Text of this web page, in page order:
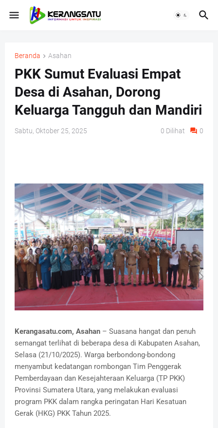
Beranda Asahan
PKK Sumut Evaluasi Empat
Desa di Asahan, Dorong
Keluarga Tangguh dan Mandiri
Sabtu, Oktober 25, 2025 0 Dilihat 0
Kerangasatu.com, Asahan – Suasana hangat dan penuh
semangat terlihat di beberapa desa di Kabupaten Asahan,
Selasa (21/10/2025). Warga berbondong-bondong
menyambut kedatangan rombongan Tim Penggerak
Pemberdayaan dan Kesejahteraan Keluarga (TP PKK)
Provinsi Sumatera Utara, yang melakukan evaluasi
program PKK dalam rangka peringatan Hari Kesatuan
Gerak (HKG) PKK Tahun 2025.